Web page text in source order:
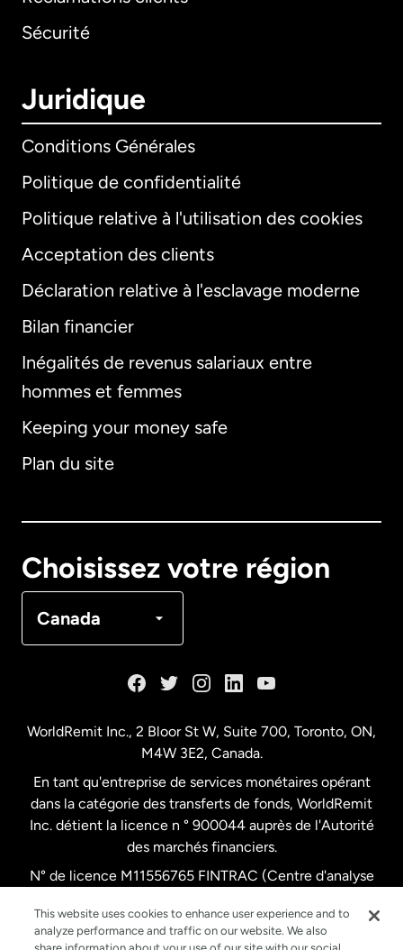
Sécurité
Juridique
Conditions Générales
Politique de confidentialité
Politique relative à l'utilisation des cookies
Acceptation des clients
Déclaration relative à l'esclavage moderne
Bilan financier
Inégalités de revenus salariaux entre
hommes et femmes
Keeping your money safe
Plan du site
Choisissez votre région
Canada
International
Allemagne
Français
États-Unis Español
France
Malaisie
WorldRemit Inc., 2 Bloor St W, Suite 700, Toronto, ON,
M4W 3E2, Canada.
En tant qu'entreprise de services monétaires opérant
dans la catégorie des transferts de fonds, WorldRemit
Inc. détient la licence n ° 900044 auprès de l'Autorité
des marchés financiers.
N° de licence M11556765 FINTRAC (Centre d'analyse
This website uses cookies to enhance user experience and to
analyze performance and traffic on our website. We also